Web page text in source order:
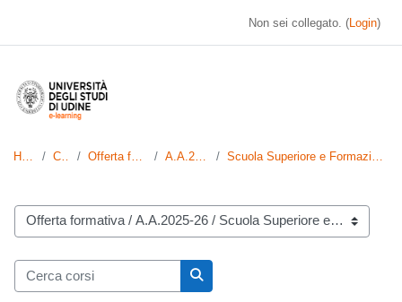
Non sei collegato. (Login)
Home Corsi Offerta formativa A.A.2025-26 Scuola Superiore e Formazione Post Laurea
Categorie di corso
Cerca corsi
Cerca corsi